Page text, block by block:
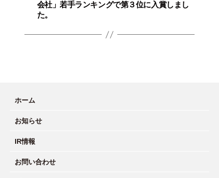
会社」若手ランキングで第３位に入賞しまし
た。
ホーム
お知らせ
IR情報
お問い合わせ